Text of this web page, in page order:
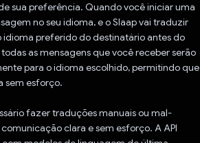
sua preferência. Quando você iniciar uma
no seu idioma, e o Slaap vai traduzir
preferido do destinatário antes do
as mensagens que você receber serão
para o idioma escolhido, permitindo que
sem esforço.
fazer traduções manuais ou mal-
clara e sem esforço. A API